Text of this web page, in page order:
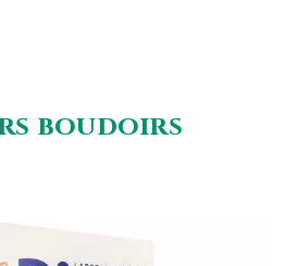
boudoirs